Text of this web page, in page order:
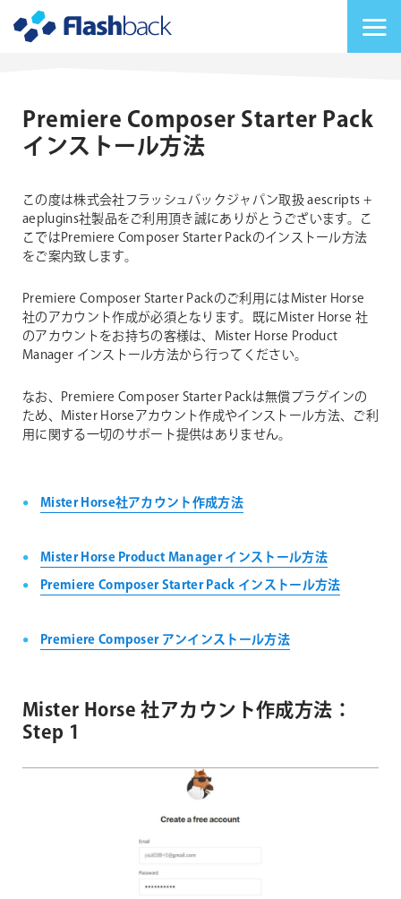
Premiere Composer Starter Pack
インストール方法
この度は株式会社フラッシュバックジャパン取扱 aescripts +
aeplugins社製品をご利用頂き誠にありがとうございます。こ
こではPremiere Composer Starter Packのインストール方法
をご案内致します。
Premiere Composer Starter Packのご利用にはMister Horse
社のアカウント作成が必須となります。既にMister Horse 社
のアカウントをお持ちの客様は、Mister Horse Product
Manager インストール方法から行ってください。
なお、Premiere Composer Starter Packは無償プラグインの
ため、Mister Horseアカウント作成やインストール方法、ご利
用に関する一切のサポート提供はありません。
Mister Horse社アカウント作成方法
Mister Horse Product Manager インストール方法
Premiere Composer Starter Pack インストール方法
Premiere Composer アンインストール方法
Mister Horse 社アカウント作成方法：
Step 1